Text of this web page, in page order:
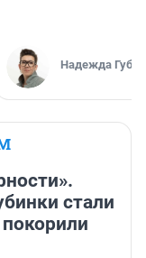
Надежда
стали